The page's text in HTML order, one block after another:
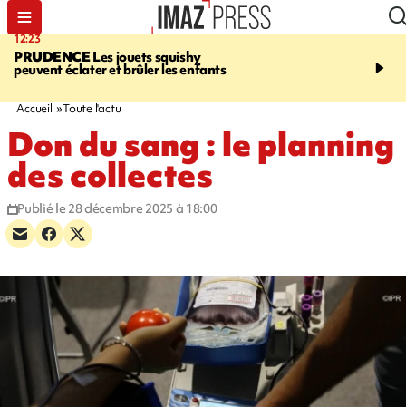
12:23
PRUDENCELes jouets squishy
peuvent éclater et brûler les enfants
15:54
inquiétante - un appel
Accueil Toute l'actu
Don du sang : le planning
des collectes
Publié le 28 décembre 2025 à 18:00